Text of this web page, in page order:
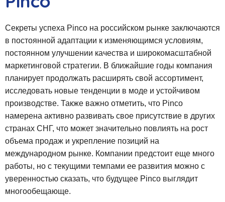
Секреты успеха Pinco на российском рынке заключаются
в постоянной адаптации к изменяющимся условиям,
постоянном улучшении качества и широкомасштабной
маркетинговой стратегии. В ближайшие годы компания
планирует продолжать расширять свой ассортимент,
исследовать новые тенденции в моде и устойчивом
производстве. Также важно отметить, что Pinco
намерена активно развивать свое присутствие в других
странах СНГ, что может значительно повлиять на рост
объема продаж и укрепление позиций на
международном рынке. Компании предстоит еще много
работы, но с текущими темпами ее развития можно с
уверенностью сказать, что будущее Pinco выглядит
многообещающе.